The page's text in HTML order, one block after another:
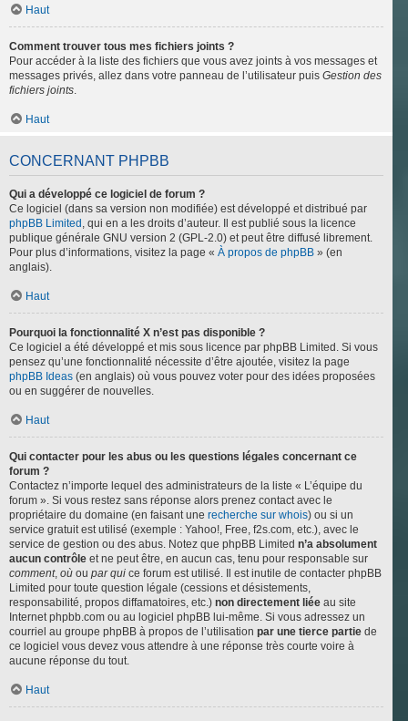
Haut
Comment trouver tous mes fichiers joints ?
Pour accéder à la liste des fichiers que vous avez joints à vos messages et
messages privés, allez dans votre panneau de l’utilisateur puis Gestion des
fichiers joints.
Haut
CONCERNANT PHPBB
Qui a développé ce logiciel de forum ?
Ce logiciel (dans sa version non modifiée) est développé et distribué par
phpBB Limited , qui en a les droits d’auteur. Il est publié sous la licence
publique générale GNU version 2 (GPL-2.0) et peut être diffusé librement.
Pour plus d’informations, visitez la page « À propos de phpBB » (en
anglais).
Haut
Pourquoi la fonctionnalité X n’est pas disponible ?
Ce logiciel a été développé et mis sous licence par phpBB Limited. Si vous
pensez qu’une fonctionnalité nécessite d’être ajoutée, visitez la page
phpBB Ideas (en anglais) où vous pouvez voter pour des idées proposées
ou en suggérer de nouvelles.
Haut
Qui contacter pour les abus ou les questions légales concernant ce
forum ?
Contactez n’importe lequel des administrateurs de la liste « L’équipe du
forum ». Si vous restez sans réponse alors prenez contact avec le
propriétaire du domaine (en faisant une recherche sur whois) ou si un
service gratuit est utilisé (exemple : Yahoo!, Free, f2s.com, etc.), avec le
service de gestion ou des abus. Notez que phpBB Limited n’a absolument
aucun contrôle et ne peut être, en aucun cas, tenu pour responsable sur
comment, où ou par qui ce forum est utilisé. Il est inutile de contacter phpBB
Limited pour toute question légale (cessions et désistements,
responsabilité, propos diffamatoires, etc.) non directement liée au site
Internet phpbb.com ou au logiciel phpBB lui-même. Si vous adressez un
courriel au groupe phpBB à propos de l’utilisation par une tierce partie de
ce logiciel vous devez vous attendre à une réponse très courte voire à
aucune réponse du tout.
Haut